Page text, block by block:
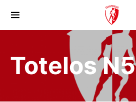
Totelos N5